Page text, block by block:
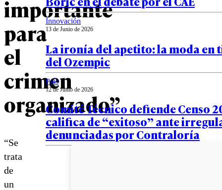
importante
para
el
crimen
organizado”
“Se
trata
de
un
Innovación
13 de Junio de 2026
La ironía del apetito: la moda en
del Ozempic
País
12 de Junio de 2026
Comité Técnico defiende Censo
califica de “exitoso” ante
denunciadas por Contraloría